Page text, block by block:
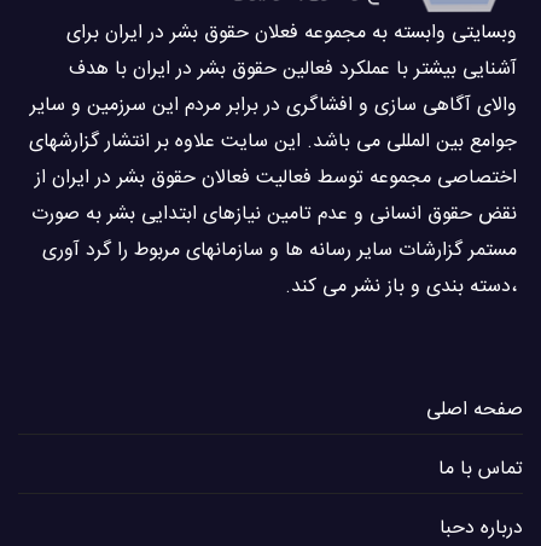
وبسايتى وابسته به مجموعه فعلان حقوق بشر در ایران برای
آشنایی بيشتر با عملکرد فعالین حقوق بشر در ایران با هدف
والاى آگاهى سازی و افشاگرى در برابر مردم این سرزمین و ساير
جوامع بین المللى می باشد. این سایت علاوه بر انتشار گزارشهای
اختصاصی مجموعه توسط فعاليت فعالان حقوق بشر در ایران از
نقض حقوق انسانی و عدم تامین نیازهای ابتدایی بشر به صورت
مستمر گزارشات سایر رسانه ها و سازمانهای مربوط را گرد آوری
،دسته بندی و باز نشر می كند.
صفحه اصلی
تماس با ما
درباره دحبا